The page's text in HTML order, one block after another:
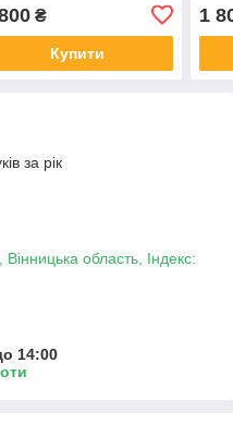
₴
Купити
1
за рік
область, Індекс:
14:00